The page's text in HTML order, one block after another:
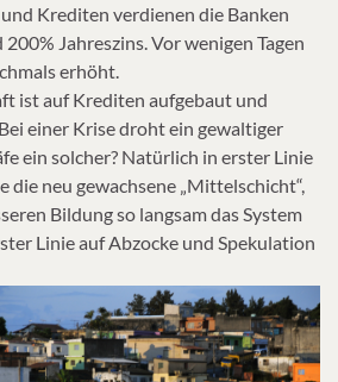
Krediten verdienen die Banken
Jahreszins. Vor wenigen Tagen
erhöht.
ist auf Krediten aufgebaut und
einer Krise droht ein gewaltiger
ein solcher? Natürlich in erster Linie
die neu gewachsene „Mittelschicht“,
Bildung so langsam das System
Linie auf Abzocke und Spekulation